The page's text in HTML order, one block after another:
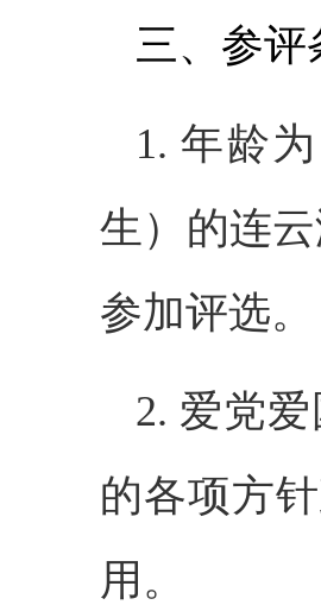
三、参评
1. 年龄
生）的连
参加评选。
2. 爱党
的各项方
用。